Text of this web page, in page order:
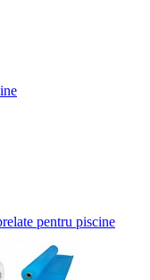
pentru piscine